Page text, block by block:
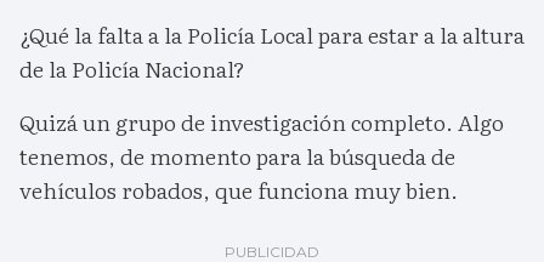
¿Qué la falta a la Policía Local para estar a la altura
de la Policía Nacional?
Quizá un grupo de investigación completo. Algo
tenemos, de momento para la búsqueda de
vehículos robados, que funciona muy bien.